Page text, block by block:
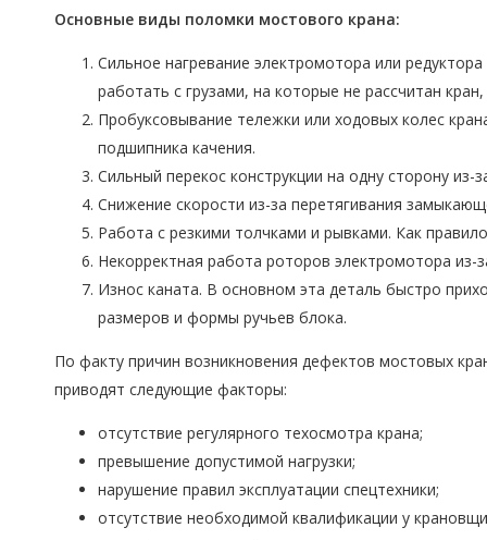
Основные виды поломки мостового крана:
Сильное нагревание электромотора или
работать с грузами, на которые не рассчитан
Пробуксовывание тележки или ходовых колес
подшипника качения.
Сильный перекос конструкции на одну сторону
Снижение скорости из-за перетягивания
Работа с резкими толчками и рывками. Как
Некорректная работа роторов электромотора из-
Износ каната. В основном эта деталь быстро
размеров и формы ручьев блока.
По факту причин возникновения дефектов мостовых
приводят следующие факторы:
отсутствие регулярного техосмотра крана;
превышение допустимой нагрузки;
нарушение правил эксплуатации спецтехники;
отсутствие необходимой квалификации у